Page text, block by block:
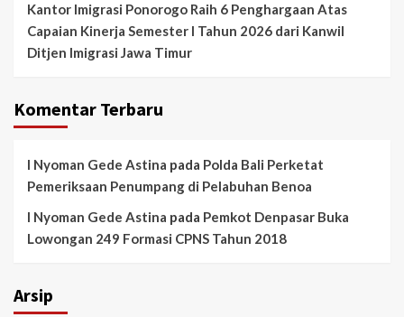
Kantor Imigrasi Ponorogo Raih 6 Penghargaan Atas
Capaian Kinerja Semester I Tahun 2026 dari Kanwil
Ditjen Imigrasi Jawa Timur
Komentar Terbaru
I Nyoman Gede Astina pada Polda Bali Perketat
Pemeriksaan Penumpang di Pelabuhan Benoa
I Nyoman Gede Astina pada Pemkot Denpasar Buka
Lowongan 249 Formasi CPNS Tahun 2018
Arsip